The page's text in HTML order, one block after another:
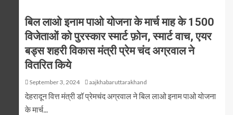
बिल लाओ इनाम पाओ योजना के मार्च माह के 1500
विजेताओं को पुरस्कार स्मार्ट फ़ोन, स्मार्ट वाच, एयर
बड्स शहरी विकास मंत्री प्रेम चंद अग्रवाल ने
वितरित किये
September 3, 2024 aajkhabaruttarakhand
देहरादून वित्त मंत्री डॉ प्रेमचंद अग्रवाल ने बिल लाओ इनाम पाओ योजना
के मार्च...